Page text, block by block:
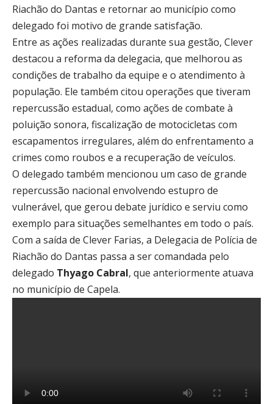
Riachão do Dantas e retornar ao município como
delegado foi motivo de grande satisfação.
Entre as ações realizadas durante sua gestão, Clever
destacou a reforma da delegacia, que melhorou as
condições de trabalho da equipe e o atendimento à
população. Ele também citou operações que tiveram
repercussão estadual, como ações de combate à
poluição sonora, fiscalização de motocicletas com
escapamentos irregulares, além do enfrentamento a
crimes como roubos e a recuperação de veículos.
O delegado também mencionou um caso de grande
repercussão nacional envolvendo estupro de
vulnerável, que gerou debate jurídico e serviu como
exemplo para situações semelhantes em todo o país.
Com a saída de Clever Farias, a Delegacia de Polícia de
Riachão do Dantas passa a ser comandada pelo
delegado Thyago Cabral, que anteriormente atuava
no município de Capela.